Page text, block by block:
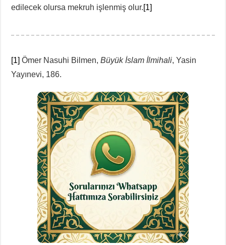
edilecek olursa mekruh işlenmiş olur.[1]
[1] Ömer Nasuhi Bilmen,Büyük İslam İlmihali, Yasin
Yayınevi, 186.